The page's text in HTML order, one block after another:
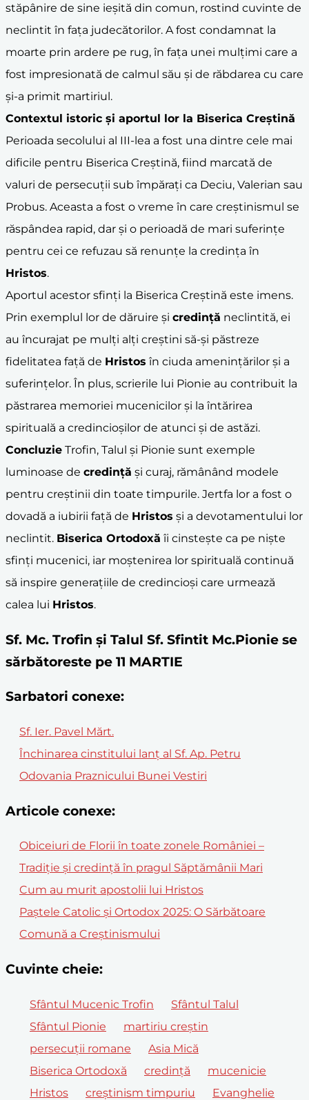
stăpânire de sine ieșită din comun, rostind cuvinte de
neclintit în fața judecătorilor. A fost condamnat la
moarte prin ardere pe rug, în fața unei mulțimi care a
fost impresionată de calmul său și de răbdarea cu care
și-a primit martiriul.
Contextul istoric și aportul lor la Biserica Creștină
Perioada secolului al III-lea a fost una dintre cele mai
dificile pentru Biserica Creștină, fiind marcată de
valuri de persecuții sub împărați ca Deciu, Valerian sau
Probus. Aceasta a fost o vreme în care creștinismul se
răspândea rapid, dar și o perioadă de mari suferințe
pentru cei ce refuzau să renunțe la credința în
Hristos.
Aportul acestor sfinți la Biserica Creștină este imens.
Prin exemplul lor de dăruire și credință neclintită, ei
au încurajat pe mulți alți creștini să-și păstreze
fidelitatea față de Hristos în ciuda amenințărilor și a
suferințelor. În plus, scrierile lui Pionie au contribuit la
păstrarea memoriei mucenicilor și la întărirea
spirituală a credincioșilor de atunci și de astăzi.
Concluzie Trofin, Talul și Pionie sunt exemple
luminoase de credință și curaj, rămânând modele
pentru creștinii din toate timpurile. Jertfa lor a fost o
dovadă a iubirii față de Hristos și a devotamentului lor
neclintit. Biserica Ortodoxă îi cinstește ca pe niște
sfinți mucenici, iar moștenirea lor spirituală continuă
să inspire generațiile de credincioși care urmează
calea lui Hristos.
Sf. Mc. Trofin şi Talul Sf. Sfintit Mc.Pionie se
sărbătoreste pe 11 MARTIE
Sarbatori conexe:
Sf. Ier. Pavel Mărt.
Închinarea cinstitului lanţ al Sf. Ap. Petru
Odovania Praznicului Bunei Vestiri
Articole conexe:
Obiceiuri de Florii în toate zonele României –
Tradiție și credință în pragul Săptămânii Mari
Cum au murit apostolii lui Hristos
Paștele Catolic și Ortodox 2025: O Sărbătoare
Comună a Creștinismului
Cuvinte cheie:
Sfântul Mucenic Trofin
Sfântul Talul
Sfântul Pionie
martiriu creștin
persecuții romane
Asia Mică
Biserica Ortodoxă
credință
mucenicie
Hristos
creștinism timpuriu Evanghelie